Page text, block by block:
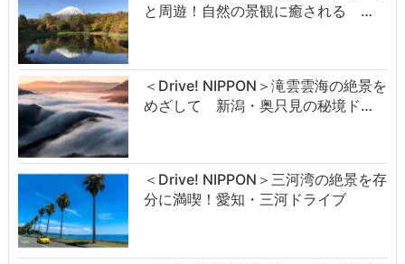
と周遊！自然の景観に癒される …
＜Drive! NIPPON＞滝雲雲海の絶景を
めざして 新潟・奥只見の秘境ド…
＜Drive! NIPPON＞三河湾の絶景を存
分に満喫！愛知・三河ドライブ